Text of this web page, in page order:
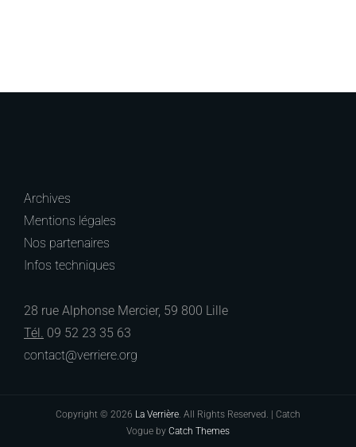
Archives
Mentions légales
Nos partenaires
Infos techniques
28 rue Alphonse Mercier, 59 800 Lille
Tél. 09 52 23 35 63
contact@verriere.org
Copyright © 2026 La Verrière. All Rights Reserved. | Catch
Vogue by Catch Themes